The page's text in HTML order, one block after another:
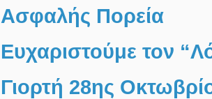
Ασφαλής Πορεία
Ευχαριστούμε τον
Γιορτή 28ης